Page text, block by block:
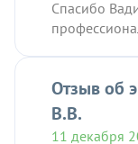
Спасибо
Отзыв об
В.В.
11 декабря